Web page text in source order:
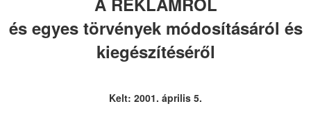
és egyes törvények módosításáról és
kiegészítéséről
Kelt: 2001. április 5.